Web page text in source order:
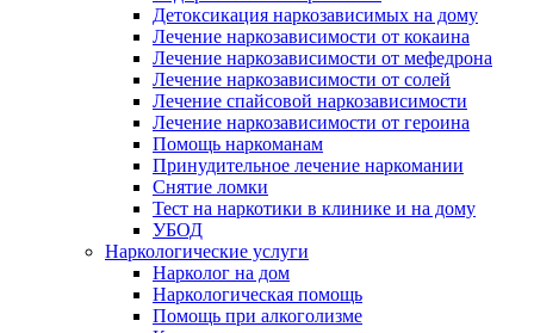
Детоксикация наркозависимых на дому
Лечение наркозависимости от кокаина
Лечение наркозависимости от мефедрона
Лечение наркозависимости от солей
Лечение спайсовой наркозависимости
Лечение наркозависимости от героина
Помощь наркоманам
Принудительное лечение наркомании
Снятие ломки
Тест на наркотики в клинике и на дому
УБОД
Наркологические услуги
Нарколог на дом
Наркологическая помощь
Помощь при алкоголизме